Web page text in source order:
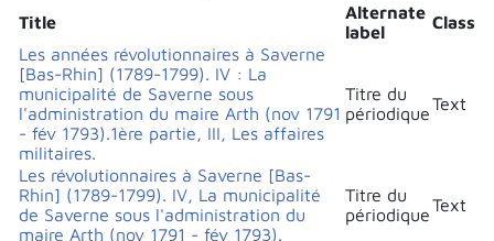
Title
Alternate
label
Class
Les années révolutionnaires à Saverne
[Bas-Rhin] (1789-1799). IV : La
municipalité de Saverne sous
l'administration du maire Arth (nov 1791
- fév 1793).1ère partie, III, Les affaires
militaires.
Titre du
périodiqueText
Les révolutionnaires à Saverne [Bas-
Rhin] (1789-1799). IV, La municipalité
de Saverne sous l'administration du
maire Arth (nov 1791 - fév 1793).
Titre du
périodiqueText